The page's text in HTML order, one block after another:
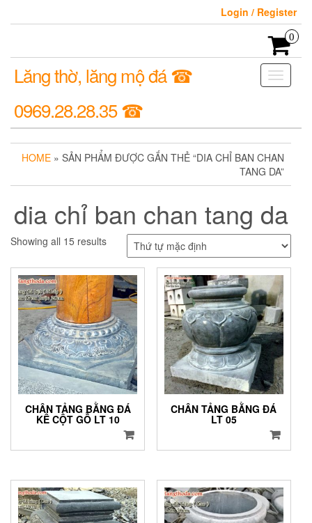
Login / Register
0
Toggle
Lăng thờ, lăng mộ đá ☎
0969.28.28.35 ☎
HOME » SẢN PHẨM ĐƯỢC GẮN THẺ “DIA CHỈ BAN CHAN
TANG DA”
dia chỉ ban chan tang da
Showing all 15 results
CHÂN TẢNG BẰNG ĐÁ
KÊ CỘT GỖ LT 10
CHÂN TẢNG BẰNG ĐÁ
LT 05